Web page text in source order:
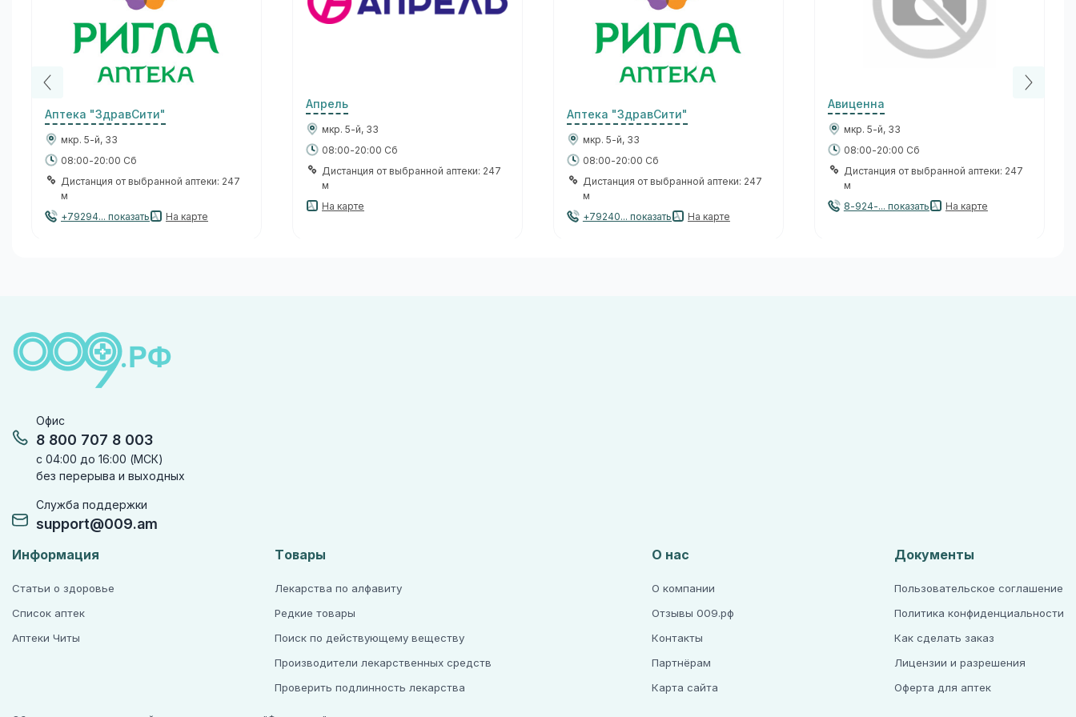
Аптека "ЗдравСити"
мкр. 5-й, 33
08:00-20:00 Сб
Дистанция от выбранной аптеки: 247
м
+79294... показать
На карте
Апрель
мкр. 5-й, 33
08:00-20:00 Сб
Дистанция от выбранной аптеки: 247
м
На карте
Аптека "ЗдравСити"
мкр. 5-й, 33
08:00-20:00 Сб
Дистанция от выбранной аптеки: 247
м
+79240... показать
На карте
Авиценна
мкр. 5-й, 33
08:00-20:00 Сб
Дистанция от выбранной аптеки: 247
м
8-924-... показать
На карте
Офис
8 800 707 8 003
с 04:00 до 16:00 (МСК)
без перерыва и выходных
Служба поддержки
support@009.am
Информация
Статьи о здоровье
Список аптек
Аптеки Читы
Товары
Лекарства по алфавиту
Редкие товары
Поиск по действующему веществу
Производители лекарственных средств
Проверить подлинность лекарства
О нас
О компании
Отзывы 009.рф
Контакты
Партнёрам
Карта сайта
Документы
Пользовательское соглашение
Политика конфиденциальности
Как сделать заказ
Лицензии и разрешения
Оферта для аптек